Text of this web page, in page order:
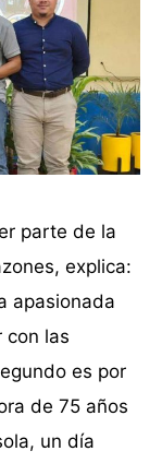
parte de la
explica:
apasionada
con las
es por
de 75 años
un día